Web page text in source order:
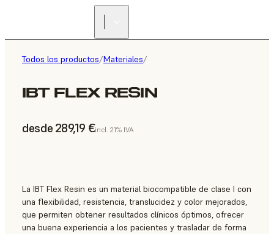
Todos los productos/Materiales/
IBT FLEX RESIN
desde 289,19 €incl. 21% IVA
La IBT Flex Resin es un material biocompatible de clase I con
una flexibilidad, resistencia, translucidez y color mejorados,
que permiten obtener resultados clínicos óptimos, ofrecer
una buena experiencia a los pacientes y trasladar de forma